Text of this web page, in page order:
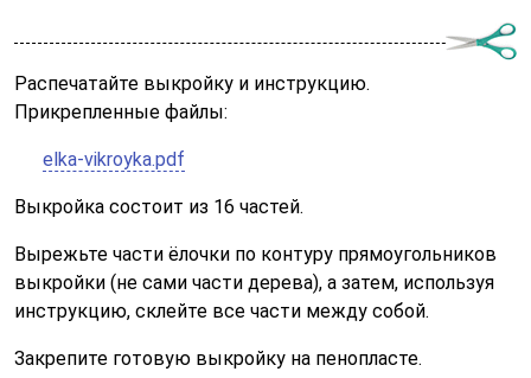
Распечатайте выкройку и инструкцию.
Прикрепленные файлы:
elka-vikroyka.pdf
Выкройка состоит из 16 частей.
Вырежьте части ёлочки по контуру прямоугольников
выкройки (не сами части дерева), а затем, используя
инструкцию, склейте все части между собой.
Закрепите готовую выкройку на пенопласте.